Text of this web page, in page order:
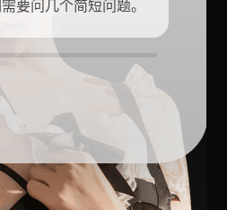
要问几个简短问题。